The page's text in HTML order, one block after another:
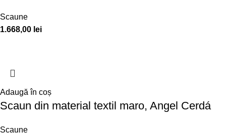
Scaune
1.668,00 lei
Adaugă în coș
Scaun din material textil maro, Angel Cerdá
Scaune